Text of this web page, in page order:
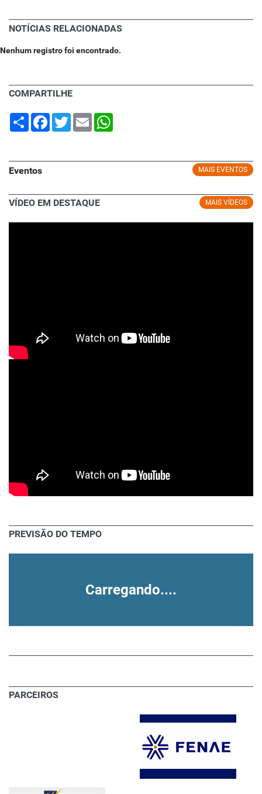
NOTÍCIAS RELACIONADAS
Nenhum registro foi encontrado.
COMPARTILHE
Share Facebook
TwitterEmail
MAIS EVENTOS
Eventos
MAIS VÍDEOS
VÍDEO EM DESTAQUE
PREVISÃO DO TEMPO
Carregando....
PARCEIROS